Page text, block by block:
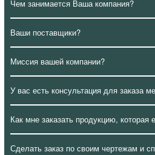
Чем занимается Ваша компания?
Ваши поставщики?
Миссия вашей компании?
У вас есть консультация для заказа
Как мне заказать продукцию, которая
Сделать заказ по своим чертежам и